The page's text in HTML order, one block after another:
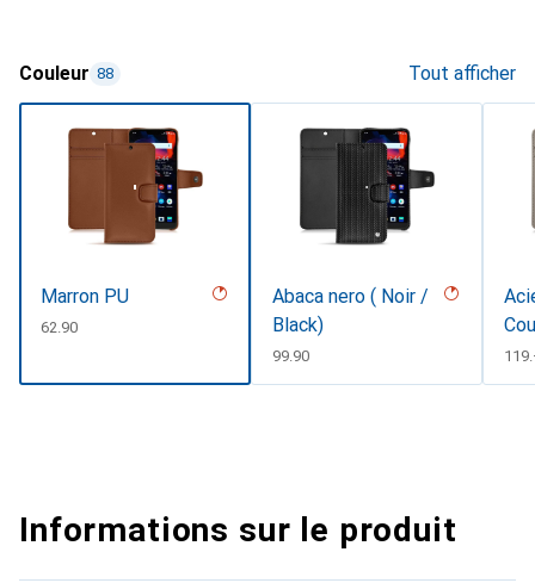
Couleur 88 Tout afficher
Marron PU
CHF
62.90
Abaca nero ( Noir /
Black)
CHF
99.90 CHF
Informations sur le produit